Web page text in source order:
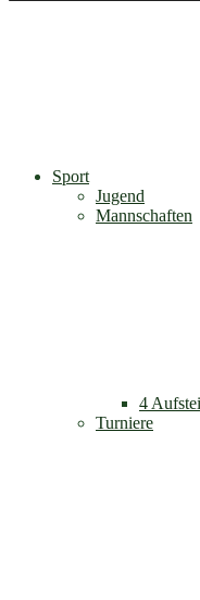
Sport
Jugend
Mannschaften
4
Turniere